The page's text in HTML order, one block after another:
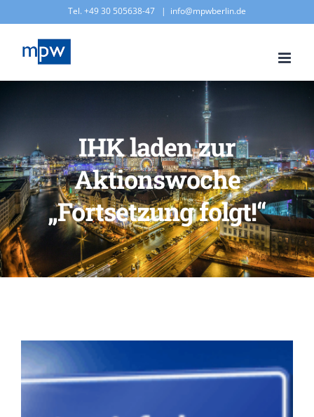
springen
Tel. +49 30 505638-47 | info@mpwberlin.de
IHK laden zur
Aktionswoche
„Fortsetzung folgt!“
Zeige
grösseres